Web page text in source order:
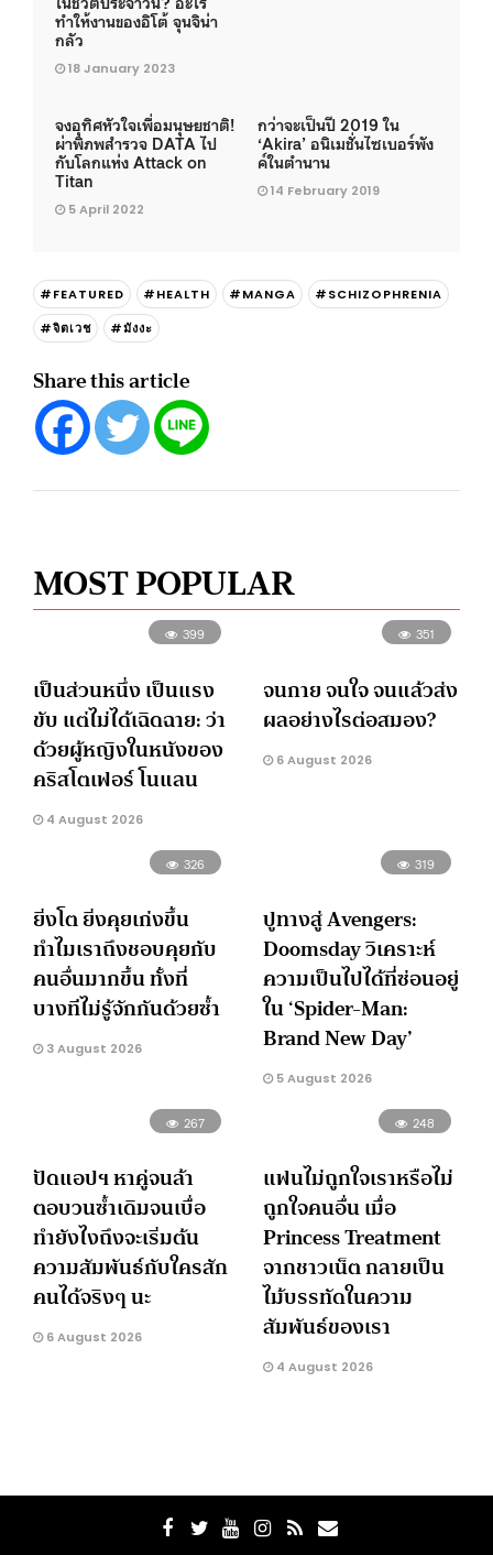
ทำให้งานของอิโต้ จุนจิน่า
กลัว
18 January 2023
จงอุทิศหัวใจเพื่อมนุษยชาติ!
ผ่าพิภพสำรวจ DATA ไป
กับโลกแห่ง Attack on
Titan
5 April 2022
กว่าจะเป็นปี 2019 ใน
‘Akira’ อนิเมชั่นไซเบอร์พัง
ค์ในตำนาน
14 February 2019
#FEATURED #HEALTH #MANGA
#SCHIZOPHRENIA
#จิตเวช
#มังงะ
Share this article
MOST POPULAR
399
เป็นส่วนหนึ่ง เป็นแรง
ขับ แต่ไม่ได้เฉิดฉาย: ว่า
ด้วยผู้หญิงในหนังของ
คริสโตเฟอร์ โนแลน
4 August 2026
351
จนกาย จนใจ จนแล้วส่ง
ผลอย่างไรต่อสมอง?
6 August 2026
326
ยิ่งโต ยิ่งคุยเก่งขึ้น
ทำไมเราถึงชอบคุยกับ
คนอื่นมากขึ้น ทั้งที่
บางทีไม่รู้จักกันด้วยซ้ำ
3 August 2026
319
ปูทางสู่ Avengers:
Doomsday วิเคราะห์
ความเป็นไปได้ที่ซ่อนอยู่
ใน ‘Spider-Man:
Brand New Day’
5 August 2026
267
ปัดแอปฯ หาคู่จนล้า
ตอบวนซ้ำเดิมจนเบื่อ
ทำยังไงถึงจะเริ่มต้น
ความสัมพันธ์กับใครสัก
คนได้จริงๆ นะ
6 August 2026
248
แฟนไม่ถูกใจเราหรือไม่
ถูกใจคนอื่น เมื่อ
Princess Treatment
จากชาวเน็ต กลายเป็น
ไม้บรรทัดในความ
สัมพันธ์ของเรา
4 August 2026